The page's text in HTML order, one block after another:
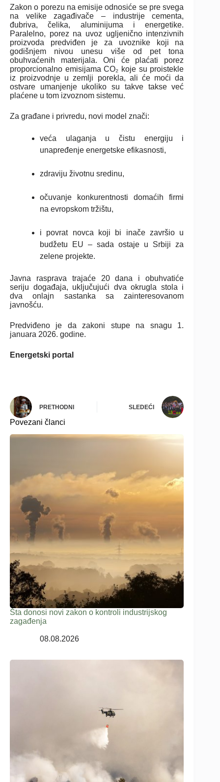
Zakon o porezu na emisije odnosiće se pre svega
na velike zagađivače – industrije cementa,
đubriva, čelika, aluminijuma i energetike.
Paralelno, porez na uvoz ugljenično intenzivnih
proizvoda predviđen je za uvoznike koji na
godišnjem nivou unesu više od pet tona
obuhvaćenih materijala. Oni će plaćati porez
proporcionalno emisijama CO₂ koje su proistekle
iz proizvodnje u zemlji porekla, ali će moći da
ostvare umanjenje ukoliko su takve takse već
plaćene u tom izvoznom sistemu.
Za građane i privredu, novi model znači:
veća ulaganja u čistu energiju i
unapređenje energetske efikasnosti,
zdraviju životnu sredinu,
očuvanje konkurentnosti domaćih firmi
na evropskom tržištu,
i povrat novca koji bi inače završio u
budžetu EU – sada ostaje u Srbiji za
zelene projekte.
Javna rasprava trajaće 20 dana i obuhvatiće
seriju događaja, uključujući dva okrugla stola i
dva onlajn sastanka sa zainteresovanom
javnošću.
Predviđeno je da zakoni stupe na snagu 1.
januara 2026. godine.
Energetski portal
PRETHODNI SLEDEĆI
Povezani članci
Šta donosi novi zakon o kontroli industrijskog
zagađenja
08.08.2026